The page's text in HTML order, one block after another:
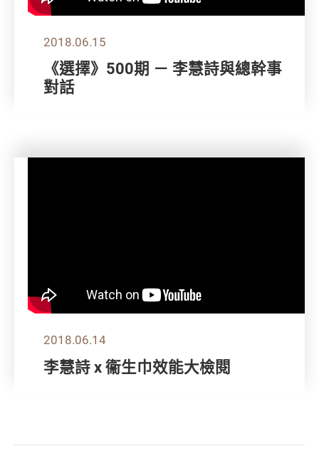
2018.06.15
《選擇》500期 － 李慧詩與總幹事
對話
2018.06.14
李慧詩 x 衞生巾效能大檢閱